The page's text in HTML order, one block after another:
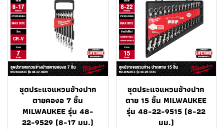
ชุดประแจแหวนข้างปาก
ตายคองอ 7 ชิ้น
MILWAUKEE รุ่น 48-
22-9529 (8-17 มม.)
ชุดประแจแหวนข้างปาก
ตาย 15 ชิ้น MILWAUKEE
รุ่น 48-22-9515 (8-22
มม.)